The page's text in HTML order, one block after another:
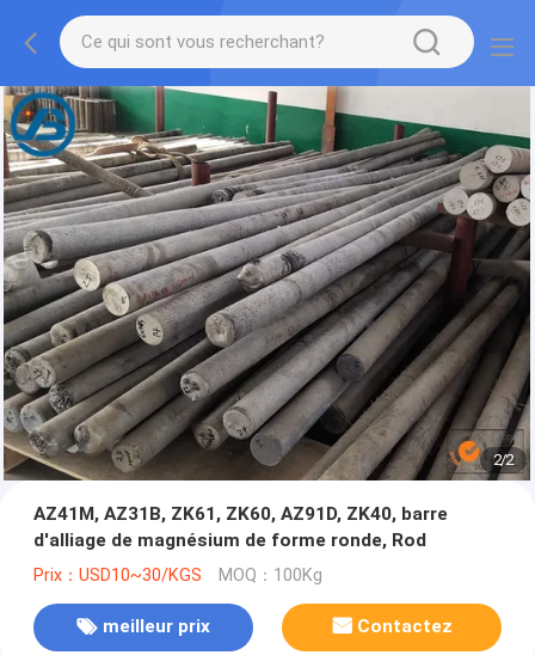
1/2
AZ41M, AZ31B, ZK61, ZK60, AZ91D, ZK40, barre
d'alliage de magnésium de forme ronde, Rod
Prix：USD10~30/KGS MOQ：100Kg
meilleur prix Contactez